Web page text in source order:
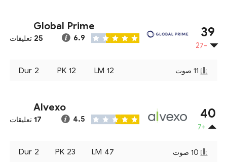
39
-27
Global Prime
6.9
25 تعليقات
11 صوت 12
LM
12
PK
2
Dur
40
+7
Alvexo
4.5
17 تعليقات
10 صوت 47
LM
23
PK
2
Dur